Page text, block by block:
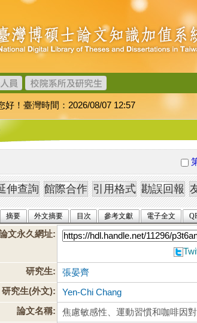
好！臺灣時間：2026/08/07 12:57
摘要 外文摘要 目次 參考文獻 電子全文
文永久網址:
研究生:
張晏齊
研究生(外文):
Yen-Chi Chang
論文名稱:
焦慮敏感性、運動習慣和咖啡因